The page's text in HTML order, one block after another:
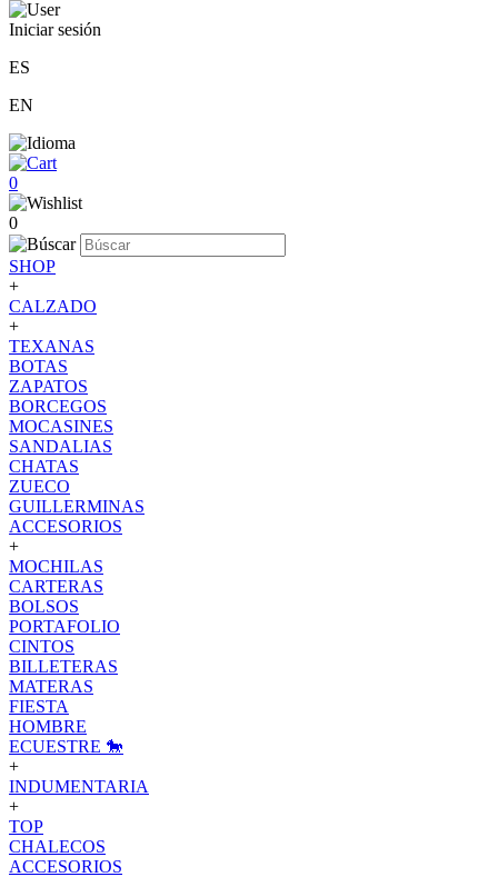
Iniciar sesión
ES
EN
0
0
SHOP
+
CALZADO
+
TEXANAS
BOTAS
ZAPATOS
BORCEGOS
MOCASINES
SANDALIAS
CHATAS
ZUECO
GUILLERMINAS
ACCESORIOS
+
MOCHILAS
CARTERAS
BOLSOS
PORTAFOLIO
CINTOS
BILLETERAS
MATERAS
FIESTA
HOMBRE
ECUESTRE 🐎
+
INDUMENTARIA
+
TOP
CHALECOS
ACCESORIOS